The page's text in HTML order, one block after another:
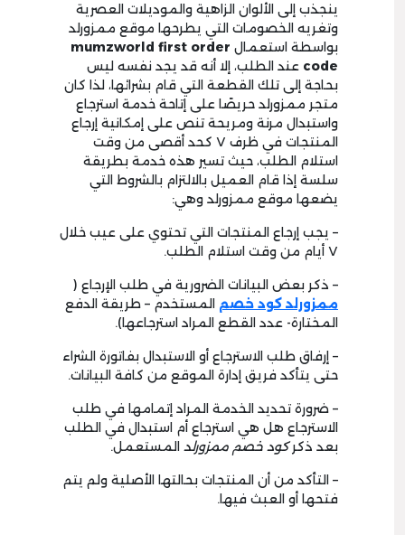
ينجذب إلى الألوان الزاهية والموديلات العصرية
وتغريه الخصومات التي يطرحها موقع ممزورلد
بواسطة استعمال mumzworld first order
code عند الطلب، إلا أنه قد يجد نفسه ليس
بحاجة إلى تلك القطعة التي قام بشرائها، لذا كان
متجر ممزورلد حريصًا على إتاحة خدمة استرجاع
واستبدال مرنة ومريحة تنص على إمكانية إرجاع
المنتجات في ظرف ٧ كحد أقصى من وقت
استلام الطلب، حيث تسير هذه خدمة بطريقة
سلسة إذا قام العميل بالالتزام بالشروط التي
يضعها موقع ممزورلد وهي:
– يجب إرجاع المنتجات التي تحتوي على عيب خلال
٧ أيام من وقت استلام الطلب.
– ذكر بعض البيانات الضرورية في طلب الإرجاع (
ممزورلد كود خصم المستخدم – طريقة الدفع
المختارة- عدد القطع المراد استرجاعها).
– إرفاق طلب الاسترجاع أو الاستبدال بفاتورة الشراء
حتى يتأكد فريق إدارة الموقع من كافة البيانات.
– ضرورة تحديد الخدمة المراد إتمامها في طلب
الاسترجاع هل هي استرجاع أم استبدال في الطلب
بعد ذكركود خصم ممزورلد المستعمل.
– التأكد من أن المنتجات بحالتها الأصلية ولم يتم
فتحها أو العبث فيها.